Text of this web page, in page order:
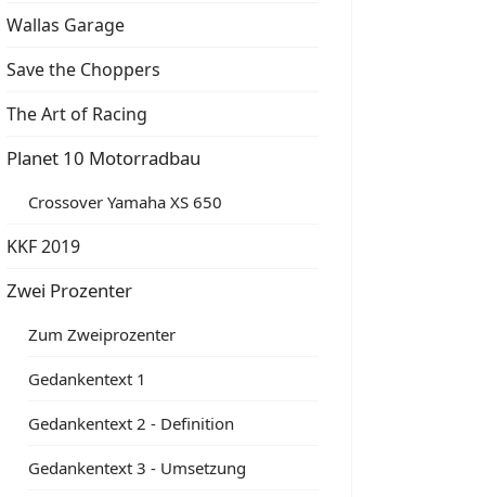
Wallas Garage
Save the Choppers
The Art of Racing
Planet 10 Motorradbau
Crossover Yamaha XS 650
KKF 2019
Zwei Prozenter
Zum Zweiprozenter
Gedankentext 1
Gedankentext 2 - Definition
Gedankentext 3 - Umsetzung